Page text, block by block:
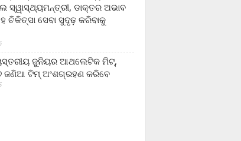
ସ୍ୱାସ୍ଥ୍ୟମନ୍ତ୍ରୀ, ଡାକ୍ତର ଅଭାବ
ଚିକିତ୍ସା ସେବା ସୁଦୃଢ଼ କରିବାକୁ
ଜୁନିୟର ଆଥଲେଟିକ ମିଟ୍‌,
ଜଣିଆ ଟିମ୍ ଅଂଶଗ୍ରହଣ କରିବେ